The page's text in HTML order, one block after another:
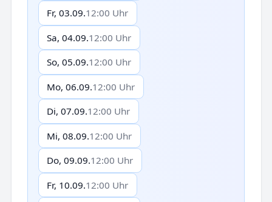
Fr, 03.09.12:00 Uhr
Sa, 04.09.12:00 Uhr
So, 05.09.12:00 Uhr
Mo, 06.09.12:00 Uhr
Di, 07.09.12:00 Uhr
Mi, 08.09.12:00 Uhr
Do, 09.09.12:00 Uhr
Fr, 10.09.12:00 Uhr